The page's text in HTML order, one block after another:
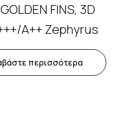
FINS, 3D
A++ Zephyrus
περισσότερα